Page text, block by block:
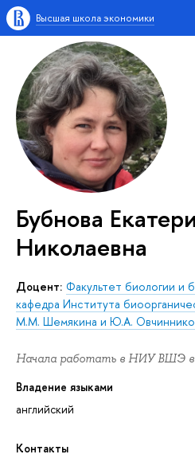
Высшая школа экономики
Бубнова
Николаевна
Доцент: Факультет биологии и
кафедра Института
М.М. Шемякина и Ю.А.
Начала работать в НИУ ВШЭ в
Владение языками
английский
Контакты